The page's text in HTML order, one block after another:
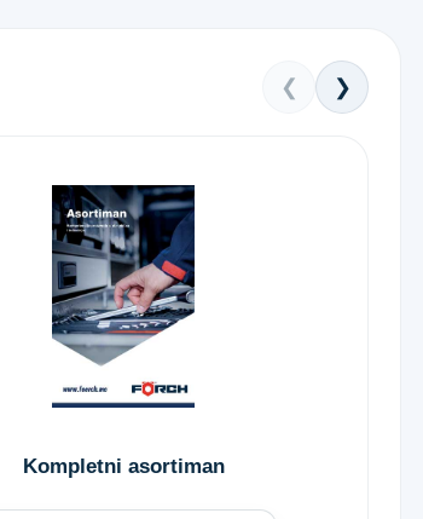
❮ ❯
Kompletni asortiman